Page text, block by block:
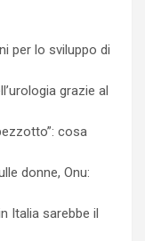
per lo sviluppo di
grazie al
cosa
donne, Onu:
Italia sarebbe il